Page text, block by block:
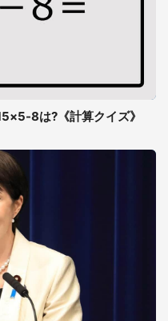
8は?《計算クイズ》